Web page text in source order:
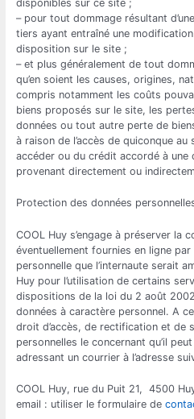
disponibles sur ce site ;
– pour tout dommage résultant
tiers ayant entraîné une
disposition sur le site ;
– et plus généralement de tout
qu’en soient les causes, origines,
compris notamment les coûts
biens proposés sur le site, les
données ou tout autre perte de
à raison de l’accès de quiconque au
accéder ou du crédit accordé à une
provenant directement ou
Protection des données
COOL Huy s’engage à préserver la
éventuellement fournies en ligne
personnelle que l’internaute serait
Huy pour l’utilisation de certains
dispositions de la loi du 2 août
données à caractère personnel. A
droit d’accès, de rectification et de
personnelles le concernant qu’il
adressant un courrier à l’adresse
COOL Huy, rue du Puit 21, 4500
email : utiliser le formulaire de